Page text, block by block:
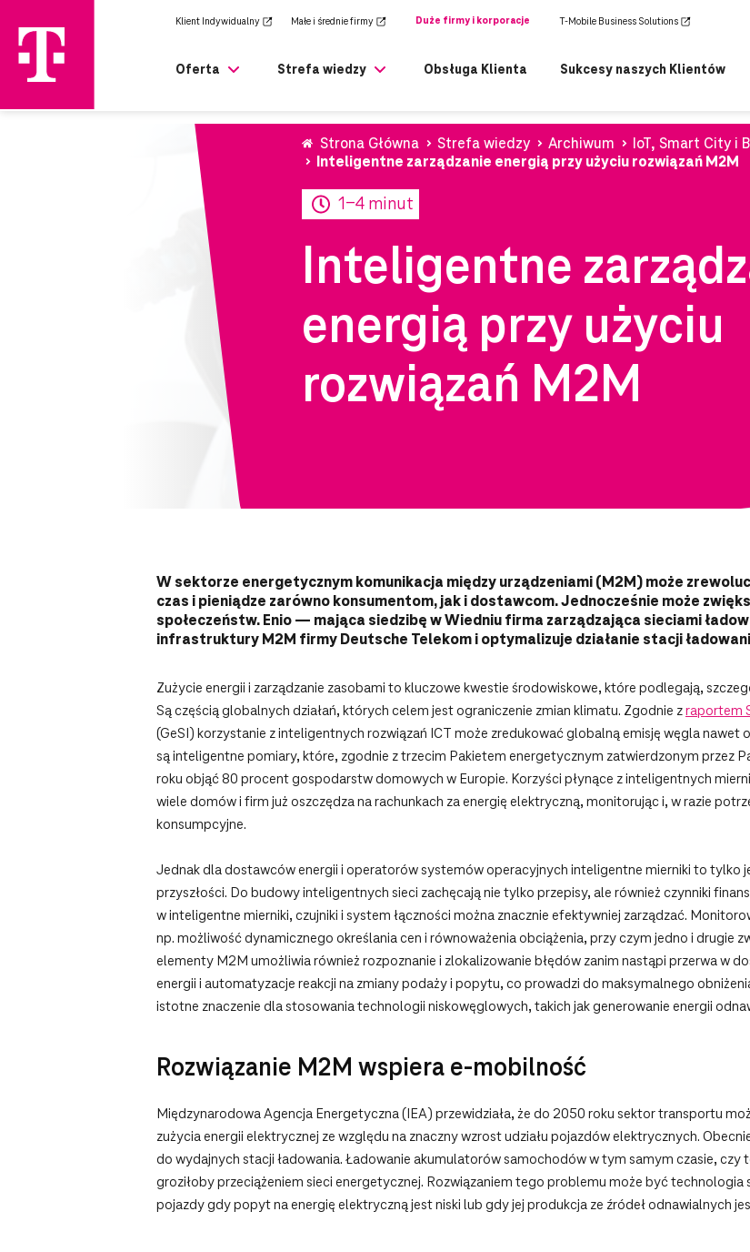
Klient Indywidualny Małe i średnie firmy Duże firmy i korporacje T-Mobile Business Solutions
Oferta Strefa wiedzy Obsługa Klienta Sukcesy naszych Klientów
Strona Główna Strefa wiedzy Archiwum
IoT, Smart City i
Inteligentne zarządzanie energią przy użyciu rozwiązań M2M
1-4 minut
Inteligentne
energią przy użyciu
rozwiązań M2M
W sektorze energetycznym komunikacja między urządzeniami (M2M) może
czas i pieniądze zarówno konsumentom, jak i dostawcom. Jednocześnie może
społeczeństw. Enio — mająca siedzibę w Wiedniu firma zarządzająca sieciami
infrastruktury M2M firmy Deutsche Telekom i optymalizuje działanie stacji
Zużycie energii i zarządzanie zasobami to kluczowe kwestie środowiskowe, które podlegają,
Są częścią globalnych działań, których celem jest ograniczenie zmian klimatu. Zgodnie zraportem
(GeSI) korzystanie z inteligentnych rozwiązań ICT może zredukować globalną emisję węgla nawet
są inteligentne pomiary, które, zgodnie z trzecim Pakietem energetycznym zatwierdzonym przez
roku objąć 80 procent gospodarstw domowych w Europie. Korzyści płynące z inteligentnych
wiele domów i firm już oszczędza na rachunkach za energię elektryczną, monitorując i, w razie
konsumpcyjne.
Jednak dla dostawców energii i operatorów systemów operacyjnych inteligentne mierniki to tylko
przyszłości. Do budowy inteligentnych sieci zachęcają nie tylko przepisy, ale również czynniki
w inteligentne mierniki, czujniki i system łączności można znacznie efektywniej zarządzać.
np. możliwość dynamicznego określania cen i równoważenia obciążenia, przy czym jedno i drugie
elementy M2M umożliwia również rozpoznanie i zlokalizowanie błędów zanim nastąpi przerwa w
energii i automatyzacje reakcji na zmiany podaży i popytu, co prowadzi do maksymalnego
istotne znaczenie dla stosowania technologii niskowęglowych, takich jak generowanie energii
Rozwiązanie M2M wspiera e-mobilność
Międzynarodowa Agencja Energetyczna (IEA) przewidziała, że do 2050 roku sektor transportu
zużycia energii elektrycznej ze względu na znaczny wzrost udziału pojazdów elektrycznych.
do wydajnych stacji ładowania. Ładowanie akumulatorów samochodów w tym samym czasie, czy
groziłoby przeciążeniem sieci energetycznej. Rozwiązaniem tego problemu może być
pojazdy gdy popyt na energię elektryczną jest niski lub gdy jej produkcja ze źródeł odnawialnych